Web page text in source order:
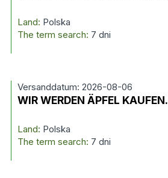
Land: Polska
The term search: 7 dni
Versanddatum: 2026-08-06
WIR WERDEN ÄPFEL KAUFEN.
Land: Polska
The term search: 7 dni